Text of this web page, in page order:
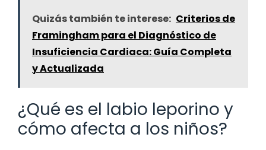
Quizás también te interese: Criterios de
Framingham para el Diagnóstico de
Insuficiencia Cardiaca: Guía Completa
y Actualizada
¿Qué es el labio leporino y
cómo afecta a los niños?